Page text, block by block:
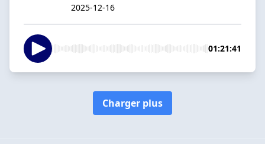
2025-12-16
01:21:41
Charger plus